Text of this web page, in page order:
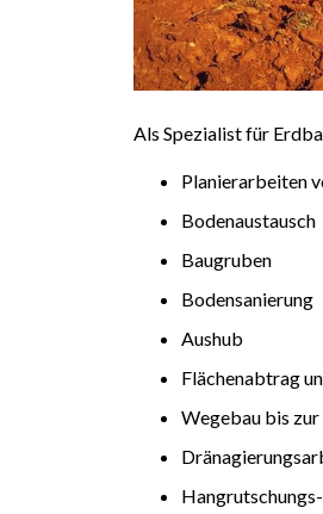
Als Spezialist für
Planierarbeiten
Bodenaustausch
Baugruben
Bodensanierung
Aushub
Flächenabtrag
Wegebau bis